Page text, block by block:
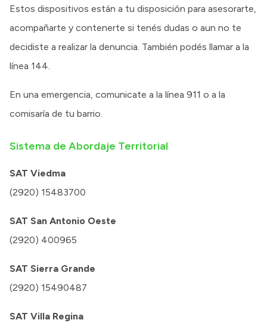
Estos dispositivos están a tu disposición para asesorarte,
acompañarte y contenerte si tenés dudas o aun no te
decidiste a realizar la denuncia. También podés llamar a la
línea 144.
En una emergencia, comunicate a la línea 911 o a la
comisaría de tu barrio.
Sistema de Abordaje Territorial
SAT Viedma
(2920) 15483700
SAT San Antonio Oeste
(2920) 400965
SAT Sierra Grande
(2920) 15490487
SAT Villa Regina